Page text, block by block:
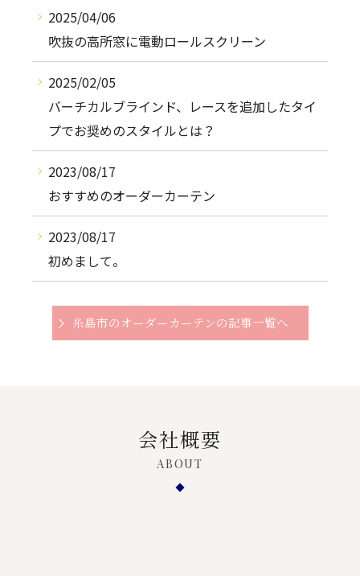
2025/04/06
吹抜の高所窓に電動ロールスクリーン
2025/02/05
バーチカルブラインド、レースを追加したタイ
プでお奨めのスタイルとは？
2023/08/17
おすすめのオーダーカーテン
2023/08/17
初めまして。
糸島市のオーダーカーテンの記事一覧へ
会社概要
ABOUT